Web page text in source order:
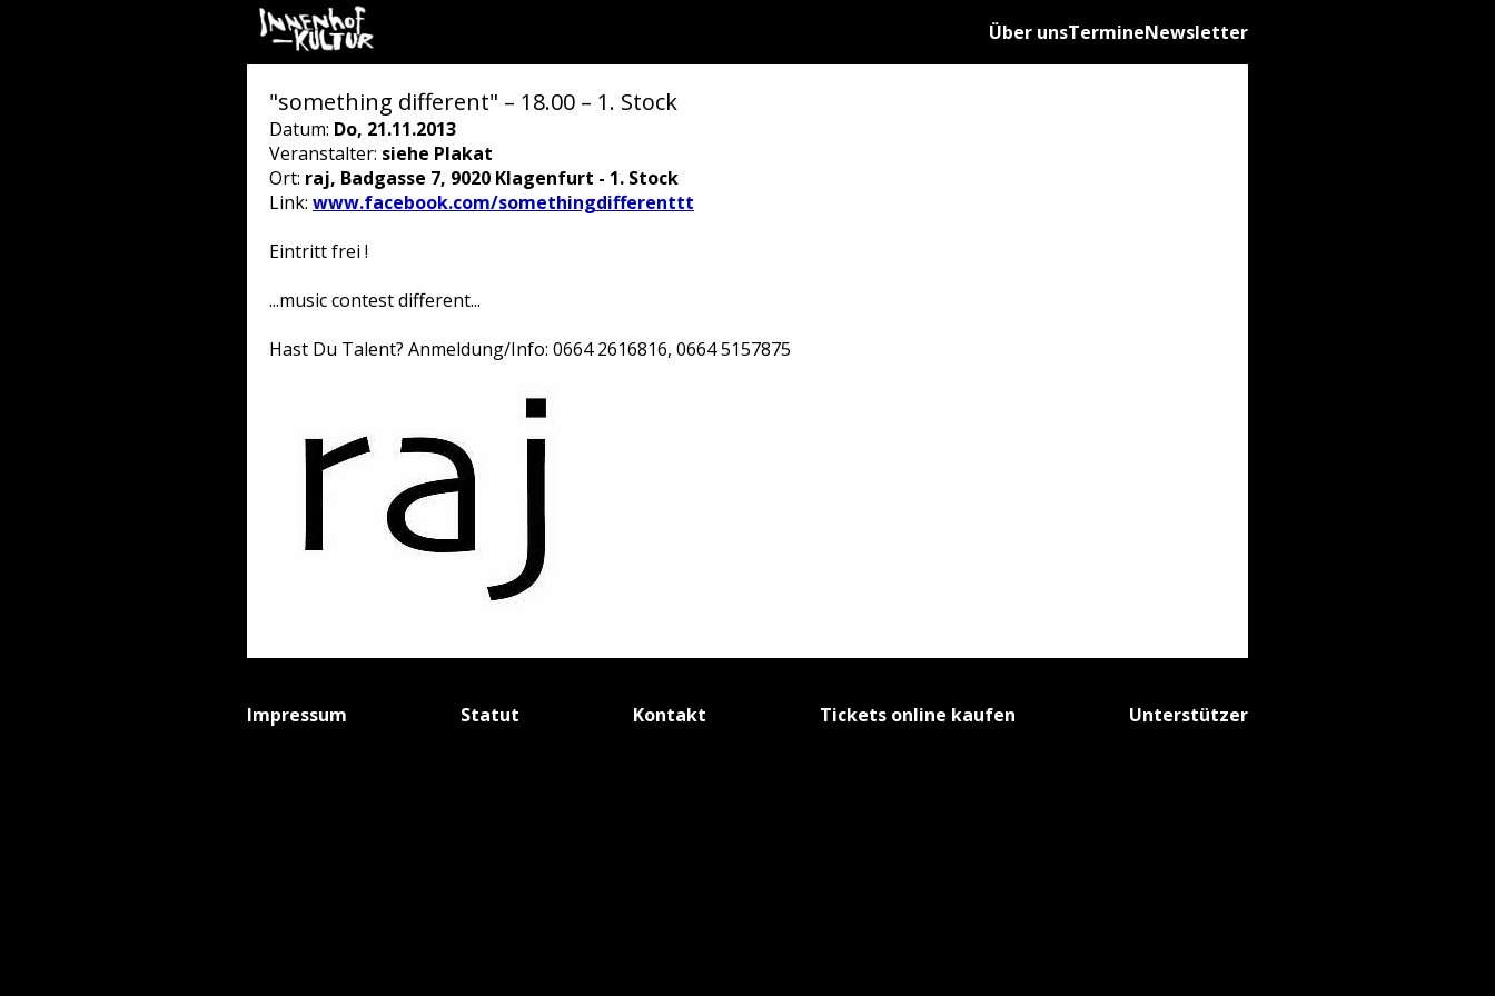
Über unsTermineNewsletter
"something different" – 18.00 – 1. Stock
Datum: Do, 21.11.2013
Veranstalter: siehe Plakat
Ort: raj, Badgasse 7, 9020 Klagenfurt - 1. Stock
Link: www.facebook.com/somethingdifferenttt
Eintritt frei !
...music contest different...
Hast Du Talent? Anmeldung/Info: 0664 2616816, 0664 5157875
Impressum Statut Kontakt Tickets online kaufen Unterstützer